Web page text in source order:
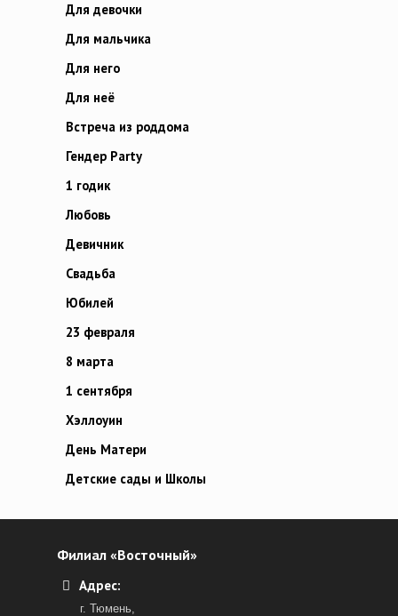
Для девочки
Для мальчика
Для него
Для неё
Встреча из роддома
Гендер Party
1 годик
Любовь
Девичник
Свадьба
Юбилей
23 февраля
8 марта
1 сентября
Хэллоуин
День Матери
Детские сады и Школы
Филиал «Восточный»
Адрес:
г. Тюмень,